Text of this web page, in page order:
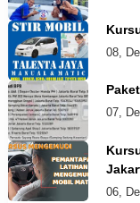
08,
07,
06,